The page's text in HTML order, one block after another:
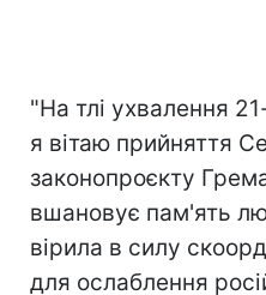
"На тлі ухвалення
я вітаю прийняття
законопроєкту
вшановує пам'ять
вірила в силу
для ослаблення